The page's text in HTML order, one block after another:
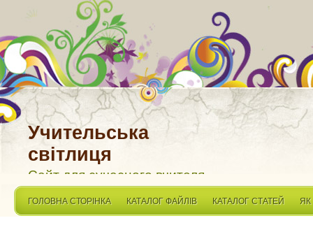
Учительська
світлиця
Сайт для сучасного вчителя
ГОЛОВНА СТОРІНКА КАТАЛОГ ФАЙЛІВ КАТАЛОГ СТАТЕЙ ЯК